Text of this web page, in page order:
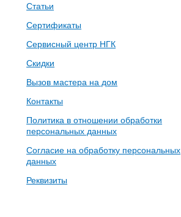
Статьи
Сертификаты
Сервисный центр НГК
Скидки
Вызов мастера на дом
Контакты
Политика в отношении обработки
персональных данных
Согласие на обработку персональных
данных
Реквизиты